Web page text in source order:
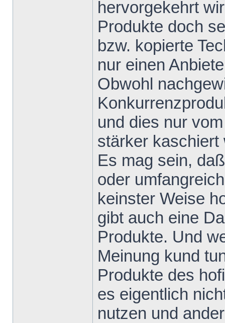
hervorgekehrt
Produkte doch
bzw. kopierte
nur einen
Obwohl
und dies nur
stärker kaschiert
Es mag sein,
oder
keinster Weise
gibt auch eine
Produkte. Und
Meinung kund
Produkte des
es eigentlich
nutzen und